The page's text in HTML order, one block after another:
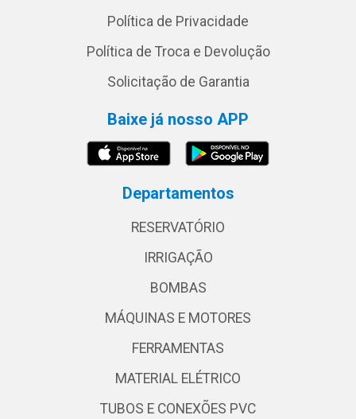
Política de Privacidade
Política de Troca e Devolução
Solicitação de Garantia
Baixe já nosso APP
Departamentos
RESERVATÓRIO
IRRIGAÇÃO
BOMBAS
MÁQUINAS E MOTORES
FERRAMENTAS
MATERIAL ELÉTRICO
TUBOS E CONEXÕES PVC